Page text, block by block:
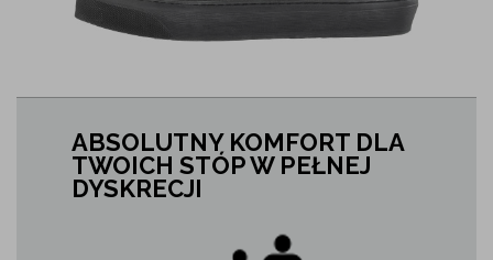
ABSOLUTNY KOMFORT DLA
TWOICH STÓP W PEŁNEJ
DYSKRECJI